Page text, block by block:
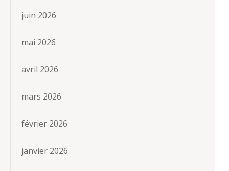
juin 2026
mai 2026
avril 2026
mars 2026
février 2026
janvier 2026